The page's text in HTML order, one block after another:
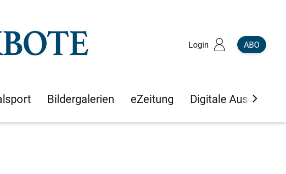
Login ABO
Bildergalerien eZeitung Digitale Ausgaben